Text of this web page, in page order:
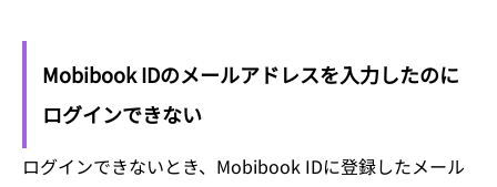
Mobibook IDのメールアドレスを入力したのに
ログインできない
ログインできないとき、Mobibook IDに登録したメール